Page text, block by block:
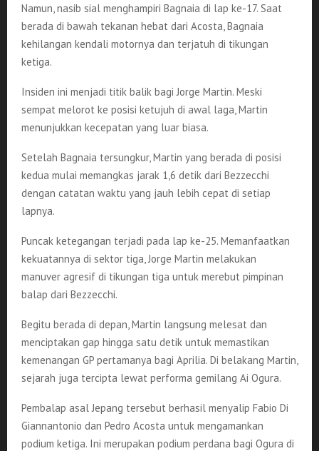
Namun, nasib sial menghampiri Bagnaia di lap ke-17. Saat
berada di bawah tekanan hebat dari Acosta, Bagnaia
kehilangan kendali motornya dan terjatuh di tikungan
ketiga.
Insiden ini menjadi titik balik bagi Jorge Martin. Meski
sempat melorot ke posisi ketujuh di awal laga, Martin
menunjukkan kecepatan yang luar biasa.
Setelah Bagnaia tersungkur, Martin yang berada di posisi
kedua mulai memangkas jarak 1,6 detik dari Bezzecchi
dengan catatan waktu yang jauh lebih cepat di setiap
lapnya.
Puncak ketegangan terjadi pada lap ke-25. Memanfaatkan
kekuatannya di sektor tiga, Jorge Martin melakukan
manuver agresif di tikungan tiga untuk merebut pimpinan
balap dari Bezzecchi.
Begitu berada di depan, Martin langsung melesat dan
menciptakan gap hingga satu detik untuk memastikan
kemenangan GP pertamanya bagi Aprilia. Di belakang Martin,
sejarah juga tercipta lewat performa gemilang Ai Ogura.
Pembalap asal Jepang tersebut berhasil menyalip Fabio Di
Giannantonio dan Pedro Acosta untuk mengamankan
podium ketiga. Ini merupakan podium perdana bagi Ogura di